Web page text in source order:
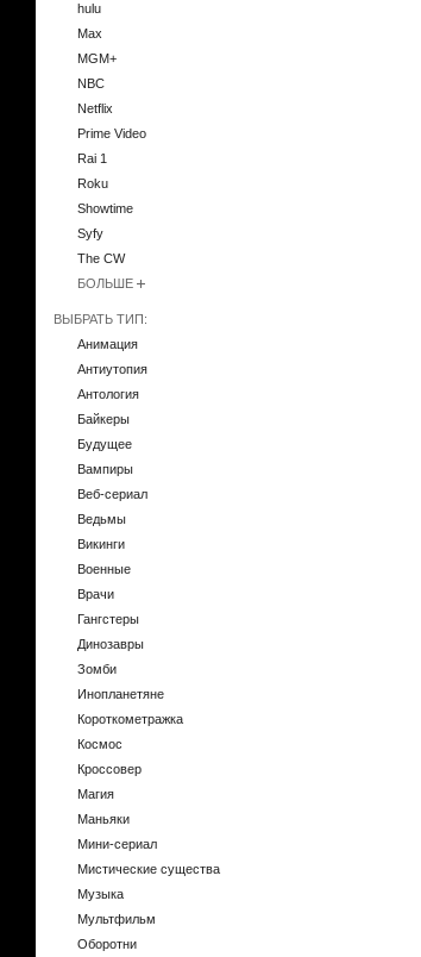
hulu
Max
MGM+
NBC
Netflix
Prime Video
Rai 1
Roku
Showtime
Syfy
The CW
БОЛЬШЕ
ВЫБРАТЬ ТИП:
Анимация
Антиутопия
Антология
Байкеры
Будущее
Вампиры
Веб-сериал
Ведьмы
Викинги
Военные
Врачи
Гангстеры
Динозавры
Зомби
Инопланетяне
Короткометражка
Космос
Кроссовер
Магия
Маньяки
Мини-сериал
Мистические существа
Музыка
Мультфильм
Оборотни